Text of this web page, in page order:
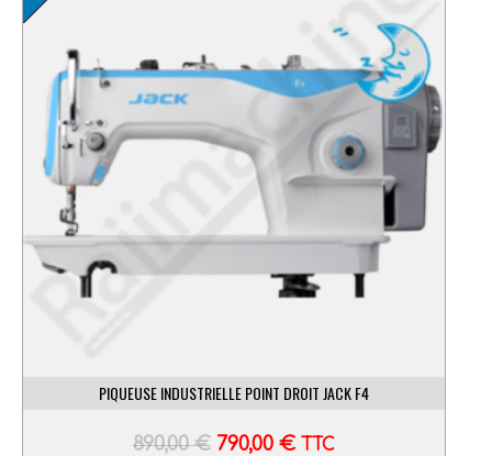
PIQUEUSE INDUSTRIELLE POINT DROIT JACK F4
890,00€ 790,00 € TTC